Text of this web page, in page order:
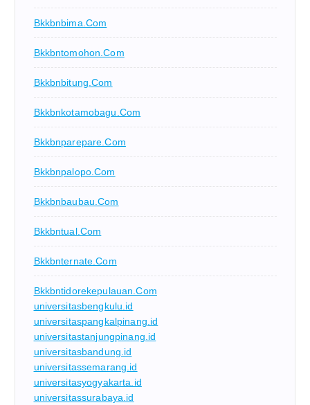
Bkkbnbima.com
Bkkbntomohon.com
Bkkbnbitung.com
Bkkbnkotamobagu.com
Bkkbnparepare.com
Bkkbnpalopo.com
Bkkbnbaubau.com
Bkkbntual.com
Bkkbnternate.com
Bkkbntidorekepulauan.com
universitasbengkulu.id
universitaspangkalpinang.id
universitastanjungpinang.id
universitasbandung.id
universitassemarang.id
universitasyogyakarta.id
universitassurabaya.id